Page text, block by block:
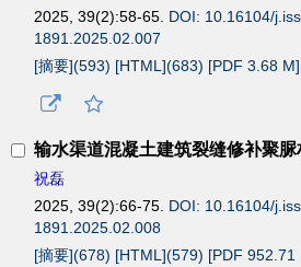
2025, 39(2):58-65. DOI: 10.16104/
1891.2025.02.007
[摘要](593) [HTML](683) [PDF 3.68
输水渠道混凝土建筑裂缝修补聚
祝磊
2025, 39(2):66-75. DOI: 10.16104/
1891.2025.02.008
[摘要](678) [HTML](579) [PDF 952.71